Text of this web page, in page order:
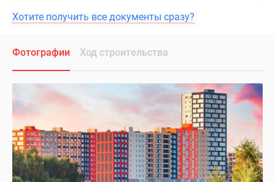
Хотите получить все документы сразу?
Фотографии Ход строительства